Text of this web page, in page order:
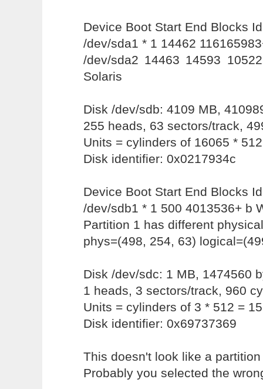
Device Boot Start End Blocks
/dev/sda1 * 1 14462
/dev/sda2 14463 14593
Solaris
Disk /dev/sdb: 4109 MB,
255 heads, 63 sectors/track,
Units = cylinders of 16065 *
Disk identifier: 0x0217934c
Device Boot Start End Blocks
/dev/sdb1 * 1 500 4013536+ b
Partition 1 has different
phys=(498, 254, 63)
Disk /dev/sdc: 1 MB, 1474560
1 heads, 3 sectors/track, 960
Units = cylinders of 3 * 512 =
Disk identifier: 0x69737369
This doesn't look like a
Probably you selected the